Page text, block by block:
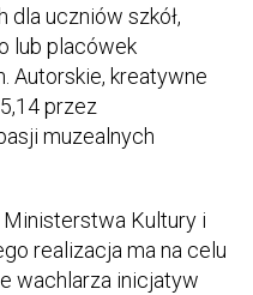
dla uczniów szkół,
lub placówek
Autorskie, kreatywne
przez
muzealnych
Kultury i
realizacja ma na celu
wachlarza inicjatyw